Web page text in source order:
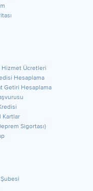
Hizmet Ücretleri
Hesaplama
Getiri Hesaplama
Kartlar
Sigortası)